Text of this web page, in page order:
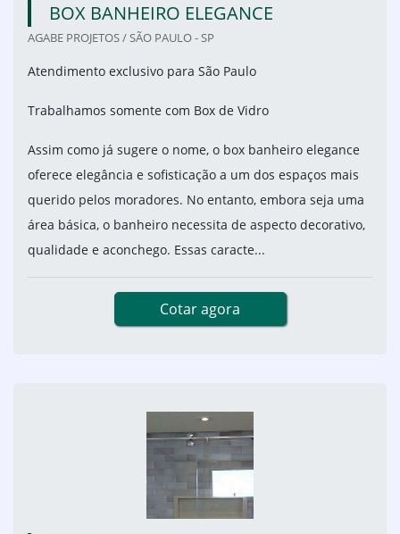
BOX BANHEIRO ELEGANCE
AGABE PROJETOS / SÃO PAULO - SP
Atendimento exclusivo para São Paulo
Trabalhamos somente com Box de Vidro
Assim como já sugere o nome, o box banheiro elegance
oferece elegância e sofisticação a um dos espaços mais
querido pelos moradores. No entanto, embora seja uma
área básica, o banheiro necessita de aspecto decorativo,
qualidade e aconchego. Essas caracte...
Cotar agora